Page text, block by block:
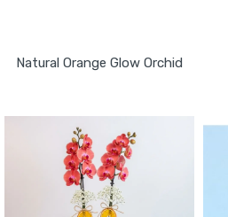
Natural Orange Glow Orchid